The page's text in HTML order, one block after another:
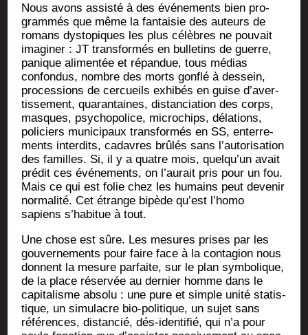
Nous avons assis­té à des évé­ne­ments bien pro­
gram­més que même la fan­tai­sie des auteurs de
romans dys­to­piques les plus célèbres ne pou­vait
ima­gi­ner : JT trans­for­més en bul­le­tins de guerre,
panique ali­men­tée et répan­due, tous médias
confon­dus, nombre des morts gon­flé à des­sein,
pro­ces­sions de cer­cueils exhi­bés en guise d’a­ver­
tis­se­ment, qua­ran­taines, dis­tan­cia­tion des corps,
masques, psy­cho­po­lice, micro­chips, déla­tions,
poli­ciers muni­ci­paux trans­for­més en SS, enter­re­
ments inter­dits, cadavres brû­lés sans l’au­to­ri­sa­tion
des familles. Si, il y a quatre mois, quel­qu’un avait
pré­dit ces évé­ne­ments, on l’au­rait pris pour un fou.
Mais ce qui est folie chez les humains peut deve­nir
nor­ma­li­té. Cet étrange bipède qu’est l’ho­mo
sapiens s’ha­bi­tue à tout.
Une chose est sûre. Les mesures prises par les
gou­ver­ne­ments pour faire face à la conta­gion nous
donnent la mesure par­faite, sur le plan sym­bo­lique,
de la place réser­vée au der­nier homme dans le
capi­ta­lisme abso­lu : une pure et simple uni­té sta­tis­
tique, un simu­lacre bio-poli­tique, un sujet sans
réfé­rences, dis­tan­cié, dés-iden­ti­fié, qui n’a pour